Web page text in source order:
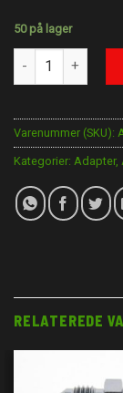
50 på lager
AN-3-M12x1.0
Varenummer (SKU):
Kategorier: Adapter,
RELATEREDE